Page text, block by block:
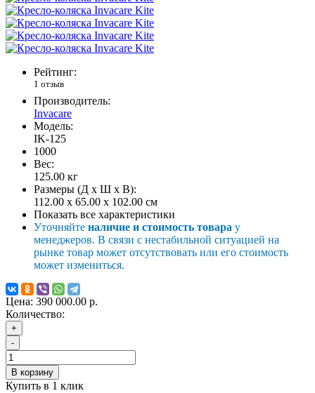
Рейтинг:
1 отзыв
Производитель:
Invacare
Модель:
IK-125
1000
Вес:
125.00 кг
Размеры (Д x Ш x В):
112.00 x 65.00 x 102.00 см
Показать все характеристики
Уточняйте наличие и стоимость товара у
менеджеров. В связи с нестабильной ситуацией на
рынке товар может отсутствовать или его стоимость
может измениться.
Цена: 390 000.00 р.
Количество:
+
-
В корзину
Купить в 1 клик